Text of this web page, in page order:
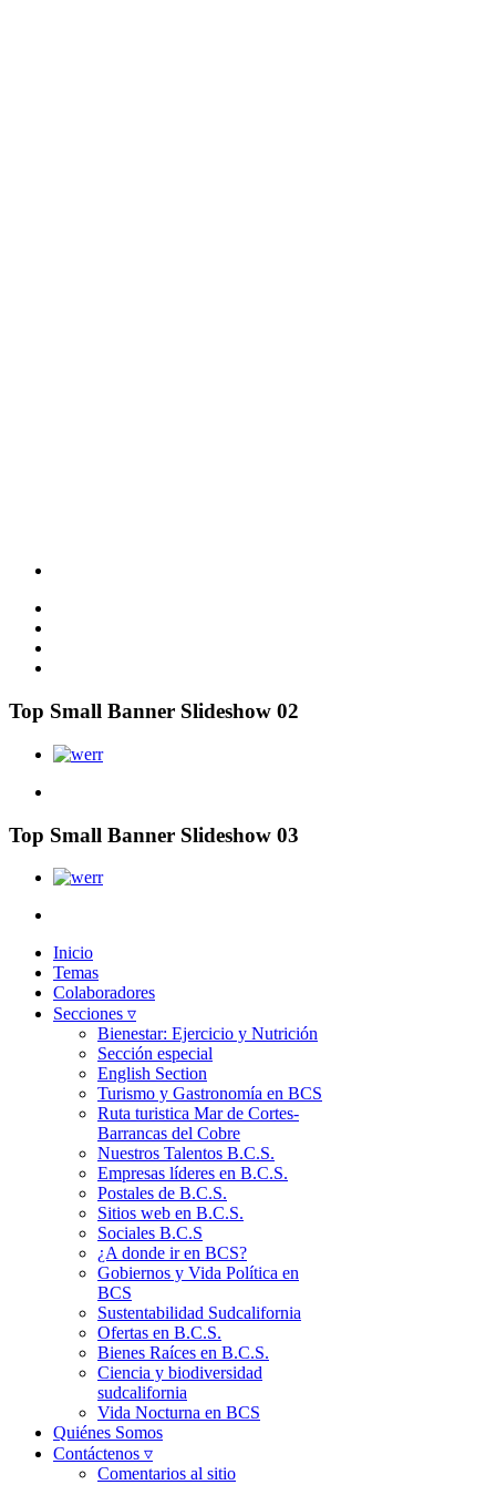
Top Small Banner Slideshow 02
Top Small Banner Slideshow 03
Inicio
Temas
Colaboradores
Secciones ▿
Bienestar: Ejercicio y Nutrición
Sección especial
English Section
Turismo y Gastronomía en BCS
Ruta turistica Mar de Cortes-
Barrancas del Cobre
Nuestros Talentos B.C.S.
Empresas líderes en B.C.S.
Postales de B.C.S.
Sitios web en B.C.S.
Sociales B.C.S
¿A donde ir en BCS?
Gobiernos y Vida Política en
BCS
Sustentabilidad Sudcalifornia
Ofertas en B.C.S.
Bienes Raíces en B.C.S.
Ciencia y biodiversidad
sudcalifornia
Vida Nocturna en BCS
Quiénes Somos
Contáctenos ▿
Comentarios al sitio